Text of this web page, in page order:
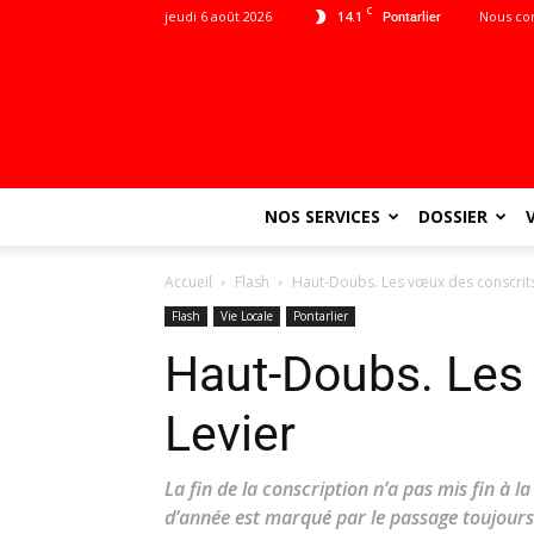
14.1 C Pontarlier
jeudi 6 août 2026 Nous
NOS SERVICES DOSSIER
Accueil Flash Haut-Doubs. Les vœux des
Flash Vie Locale Pontarlier
Haut-Doubs.
Levier
La fin de la conscription n’a pas mis fin à
d’année est marqué par le passage